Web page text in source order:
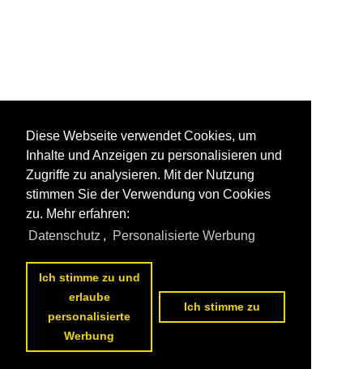
Diese Webseite verwendet Cookies, um
Inhalte und Anzeigen zu personalisieren und
Zugriffe zu analysieren. Mit der Nutzung
stimmen Sie der Verwendung von Cookies
zu. Mehr erfahren:
Datenschutz , Personalisierte Werbung
Ich stimme zu und
erlaube
personalisierte
Werbung
Ich stimme zu